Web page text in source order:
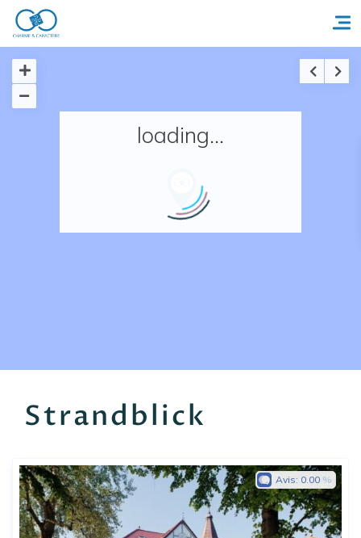
Accueil
Nos adresses en France
loading...
Strandblick
Avis: 0.00